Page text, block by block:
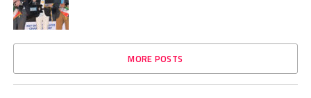
MORE POSTS